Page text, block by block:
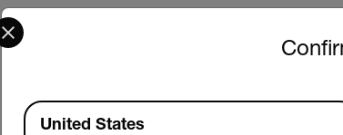
Select your preferred country and language from
Available Locations
United States